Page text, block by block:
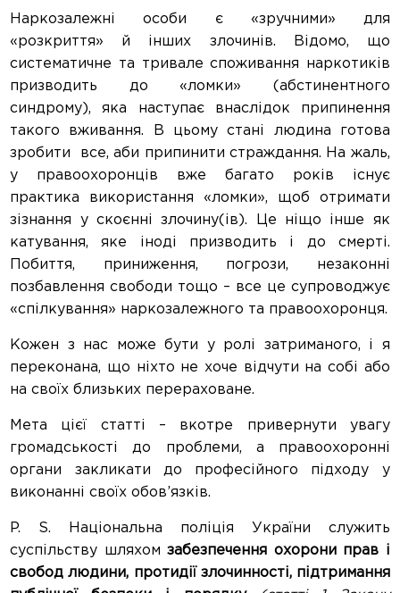
Наркозалежні особи є «зручними» для
«розкриття» й інших злочинів. Відомо, що
систематичне та тривале споживання наркотиків
призводить до «ломки» (абстинентного
синдрому), яка наступає внаслідок припинення
такого вживання. В цьому стані людина готова
зробити все, аби припинити страждання. На жаль,
у правоохоронців вже багато років існує
практика використання «ломки», щоб отримати
зізнання у скоєнні злочину(ів). Це ніщо інше як
катування, яке іноді призводить і до смерті.
Побиття, приниження, погрози, незаконні
позбавлення свободи тощо – все це супроводжує
«спілкування» наркозалежного та правоохоронця.
Кожен з нас може бути у ролі затриманого, і я
переконана, що ніхто не хоче відчути на собі або
на своїх близьких перераховане.
Мета цієї статті – вкотре привернути увагу
громадськості до проблеми, а правоохоронні
органи закликати до професійного підходу у
виконанні своїх обов’язків.
P. S. Національна поліція України служить
суспільству шляхомзабезпечення охорони прав і
свобод людини, протидії злочинності, підтримання